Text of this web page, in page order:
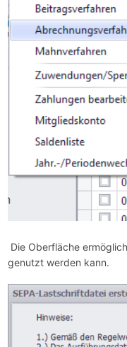
Die Oberfläche
genutzt werden kann.